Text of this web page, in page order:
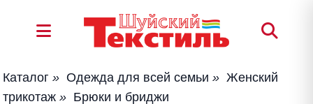
Каталог » Одежда для всей семьи » Женский
трикотаж » Брюки и бриджи